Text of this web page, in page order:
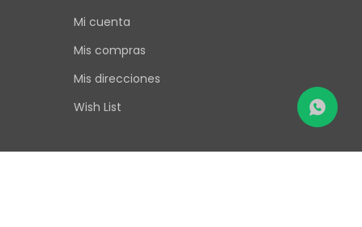
Mi cuenta
Mis compras
Mis direcciones
Wish List